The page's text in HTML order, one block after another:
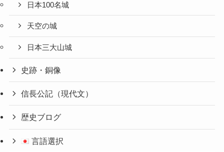
日本100名城
天空の城
日本三大山城
史跡・銅像
信長公記（現代文）
歴史ブログ
言語選択